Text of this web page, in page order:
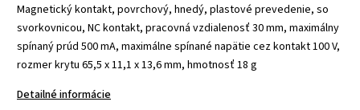
Magnetický kontakt, povrchový, hnedý, plastové prevedenie, so
svorkovnicou, NC kontakt, pracovná vzdialenosť 30 mm, maximálny
spínaný prúd 500 mA, maximálne spínané napätie cez kontakt 100 V,
rozmer krytu 65,5 x 11,1 x 13,6 mm, hmotnosť 18 g
Detailné informácie